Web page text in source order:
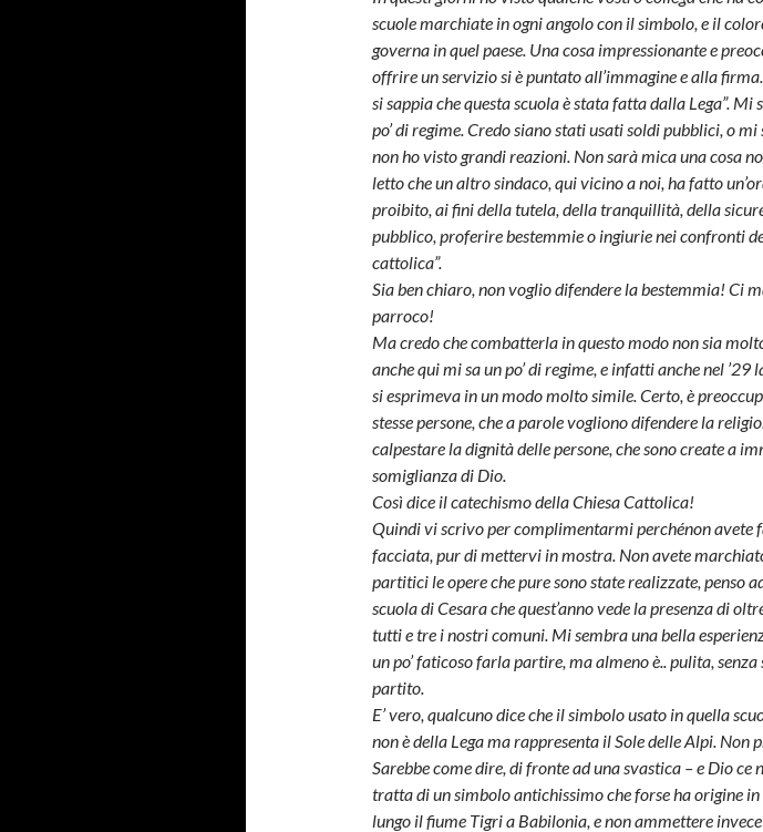
scuole marchiate in ogni angolo con il simbolo, e il
governa in quel paese. Una cosa impressionante e
offrire un servizio si è puntato all’immagine e alla firma.
si sappia che questa scuola è stata fatta dalla Lega”. Mi
po’ di regime. Credo siano stati usati soldi pubblici, o
non ho visto grandi reazioni. Non sarà mica una cosa
letto che un altro sindaco, qui vicino a noi, ha fatto
proibito, ai fini della tutela, della tranquillità, della
pubblico, proferire bestemmie o ingiurie nei confronti
cattolica”.
Sia ben chiaro, non voglio difendere la bestemmia! Ci
parroco!
Ma credo che combatterla in questo modo non sia molto
anche qui mi sa un po’ di regime, e infatti anche nel ’29
si esprimeva in un modo molto simile. Certo, è
stesse persone, che a parole vogliono difendere la
calpestare la dignità delle persone, che sono create a
somiglianza di Dio.
Così dice il catechismo della Chiesa Cattolica!
Quindi vi scrivo per complimentarmi perchénon avete
facciata, pur di mettervi in mostra. Non avete
partitici le opere che pure sono state realizzate, penso
scuola di Cesara che quest’anno vede la presenza di
tutti e tre i nostri comuni. Mi sembra una bella
un po’ faticoso farla partire, ma almeno è.. pulita,
partito.
E’ vero, qualcuno dice che il simbolo usato in quella
non è della Lega ma rappresenta il Sole delle Alpi. Non
Sarebbe come dire, di fronte ad una svastica – e Dio ce
tratta di un simbolo antichissimo che forse ha origine
lungo il fiume Tigri a Babilonia, e non ammettere